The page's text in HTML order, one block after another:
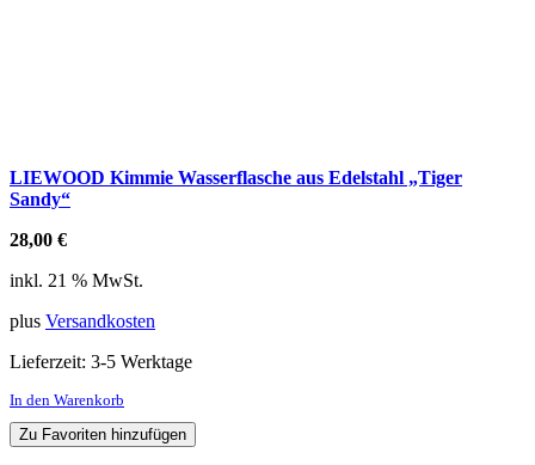
LIEWOOD Kimmie Wasserflasche aus Edelstahl „Tiger
Sandy“
28,00 €
inkl. 21 % MwSt.
plus Versandkosten
Lieferzeit: 3-5 Werktage
In den Warenkorb
Zu Favoriten hinzufügen